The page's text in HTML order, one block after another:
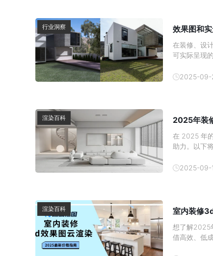
行业洞察 效果图和
在装修、设
可实际呈现
2025-09-
渲染百科 2025年装
在 2025 年
助力。以下
2025-09-
渲染百科 室内装修
想了解2025
借高效、低